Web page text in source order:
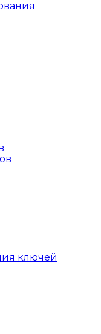
ключей